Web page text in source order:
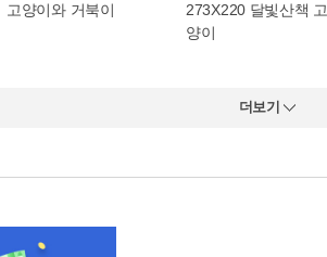
고양이와 거북이
273X220 달빛산책 고
양이
더보기